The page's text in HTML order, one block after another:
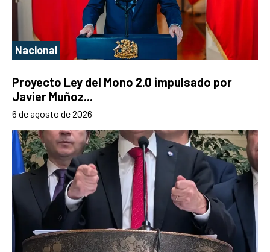
Nacional
Proyecto Ley del Mono 2.0 impulsado por
Javier Muñoz...
6 de agosto de 2026